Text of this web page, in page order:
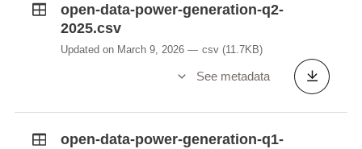
open-data-power-generation-q2-
2025.csv
Updated on March 9, 2026 csv (11.7KB)
See metadata
open-data-power-generation-q1-